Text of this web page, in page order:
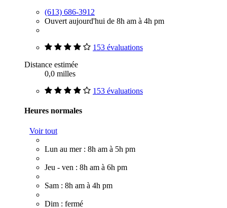
(613) 686-3912
Ouvert aujourd'hui de 8h am à 4h pm
153 évaluations
Distance estimée
0,0 milles
153 évaluations
Heures normales
Voir tout
Lun au mer : 8h am à 5h pm
Jeu - ven : 8h am à 6h pm
Sam : 8h am à 4h pm
Dim : fermé